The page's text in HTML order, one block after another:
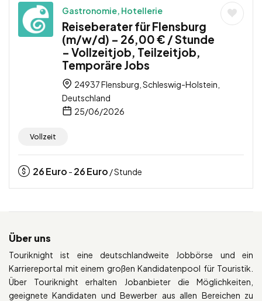
Gastronomie, Hotellerie
Reiseberater für Flensburg
(m/w/d) – 26,00 € / Stunde
– Vollzeitjob, Teilzeitjob,
Temporäre Jobs
24937 Flensburg, Schleswig-Holstein,
Deutschland
25/06/2026
Vollzeit
26Euro - 26Euro / Stunde
Über uns
Touriknight ist eine deutschlandweite Jobbörse und ein
Karriereportal mit einem großen Kandidatenpool für Touristik.
Über Touriknight erhalten Jobanbieter die Möglichkeiten,
geeignete Kandidaten und Bewerber aus allen Bereichen zu